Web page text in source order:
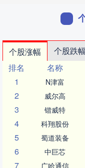
个股涨幅 个股跌幅
排名
名称
1
N津富
2 威尔高
3 锴威特
4 科翔股份
5 蜀道装备
6 中巨芯
7 广哈通信